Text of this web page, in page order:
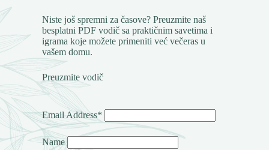
Niste još spremni za časove? Preuzmite naš
besplatni PDF vodič sa praktičnim savetima i
igrama koje možete primeniti već večeras u
vašem domu.
Preuzmite vodič
Email Address*
Name